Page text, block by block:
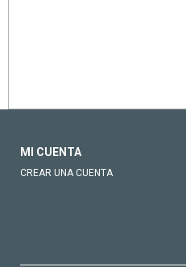
MI CUENTA
CREAR UNA CUENTA